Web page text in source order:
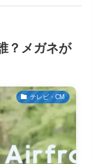
？メガネが
テレビ・CM